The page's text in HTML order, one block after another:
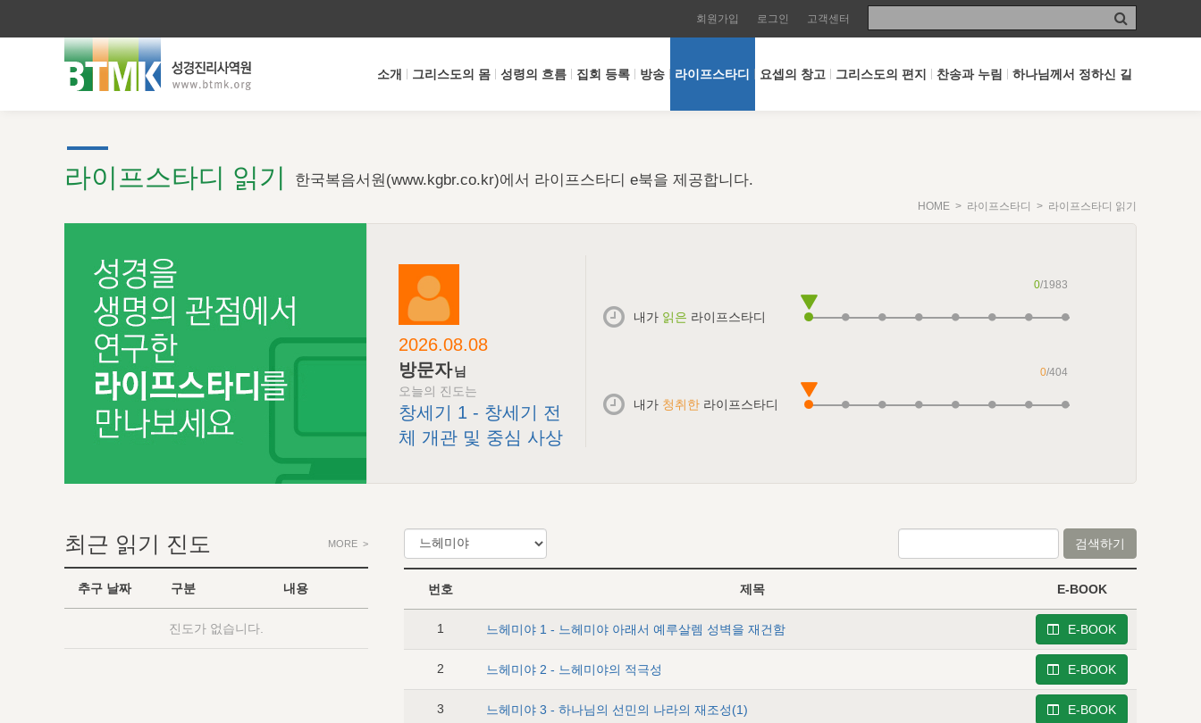
회원가입 로그인 고객센터
소개 그리스도의 몸 성령의 흐름 집회 등록 방송 라이프스타디 요셉의 창고 그리스도의 편지 찬송과 누림 하나님께서 정하신 길
라이프스타디 읽기 한국복음서원(www.kgbr.co.kr)에서 라이프스타디 e북을 제공합니다.
HOME > 라이프스타디 > 라이프스타디 읽기
2026.08.08
방문자님
오늘의 진도는
창세기 1 - 창세기 전
체 개관 및 중심 사상
내가 읽은 라이프스타디
0/1983
내가 청취한 라이프스타디
0/404
최근 읽기 진도 MORE >
추구 날짜 구분 내용
진도가 없습니다.
검색하기
번호 제목 E-BOOK
1 느헤미야 1 - 느헤미야 아래서 예루살렘 성벽을 재건함 E-BOOK
2 느헤미야 2 - 느헤미야의 적극성 E-BOOK
3 느헤미야 3 - 하나님의 선민의 나라의 재조성(1) E-BOOK